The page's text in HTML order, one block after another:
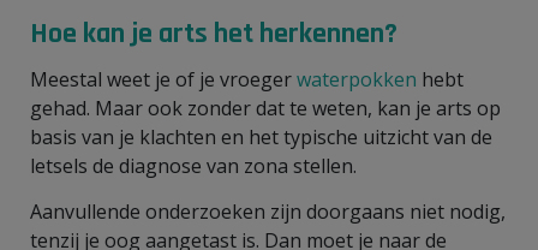
Hoe kan je arts het herkennen?
Meestal weet je of je vroegerwaterpokken hebt
gehad. Maar ook zonder dat te weten, kan je arts op
basis van je klachten en het typische uitzicht van de
letsels de diagnose van zona stellen.
Aanvullende onderzoeken zijn doorgaans niet nodig,
tenzij je oog aangetast is. Dan moet je naar de